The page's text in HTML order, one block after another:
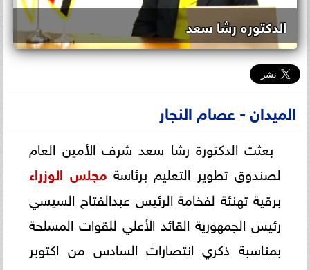
الدكتوره رشا سعد
الميدان - عصام النجار
بعثت الدكتورة رشا سعد شرف الأمين العام
لصندوق تطوير التعليم برئاسة مجلس الوزراء
برقية تهنئة لفخامة الرئيس عبدالفتاح السيسي
رئيس الجمهورية القائد الأعلي للقوات المسلحة
بمناسبة ذكري انتصارات السادس من اكتوبر